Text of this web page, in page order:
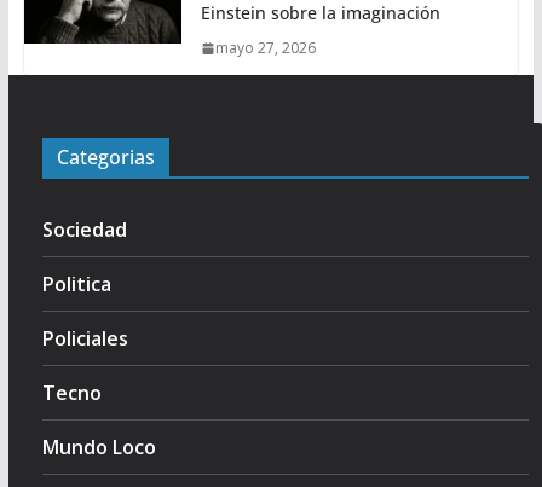
Einstein sobre la imaginación
mayo 27, 2026
Categorias
Sociedad
Politica
Policiales
Tecno
Mundo Loco